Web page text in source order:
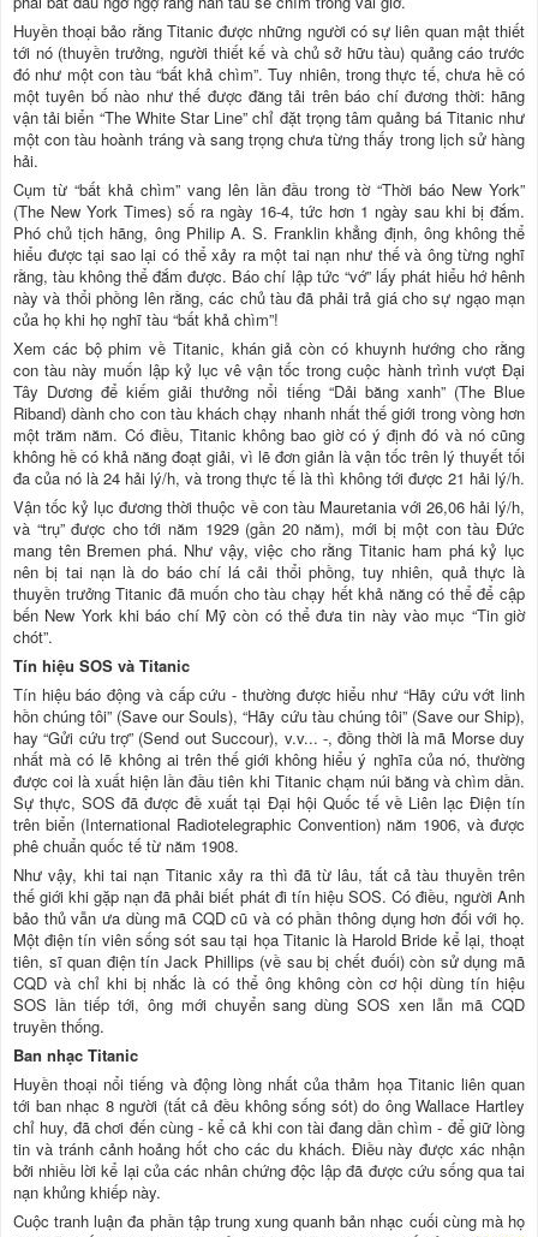
Huyền thoại bảo rằng Titanic được những người có sự liên quan mật thiết
tới nó (thuyền trưởng, người thiết kế và chủ sở hữu tàu) quảng cáo trước
đó như một con tàu “bất khả chìm”. Tuy nhiên, trong thực tế, chưa hề có
một tuyên bố nào như thế được đăng tải trên báo chí đương thời: hãng
vận tải biển “The White Star Line” chỉ đặt trọng tâm quảng bá Titanic như
một con tàu hoành tráng và sang trọng chưa từng thấy trong lịch sử hàng
hải.
Cụm từ “bất khả chìm” vang lên lần đầu trong tờ “Thời báo New York”
(The New York Times) số ra ngày 16-4, tức hơn 1 ngày sau khi bị đắm.
Phó chủ tịch hãng, ông Philip A. S. Franklin khẳng định, ông không thể
hiểu được tại sao lại có thể xảy ra một tai nạn như thế và ông từng nghĩ
rằng, tàu không thể đắm được. Báo chí lập tức “vớ” lấy phát hiểu hớ hênh
này và thổi phồng lên rằng, các chủ tàu đã phải trả giá cho sự ngạo mạn
của họ khi họ nghĩ tàu “bất khả chìm”!
Xem các bộ phim về Titanic, khán giả còn có khuynh hướng cho rằng
con tàu này muốn lập kỷ lục vê vận tốc trong cuộc hành trình vượt Đại
Tây Dương để kiếm giải thưởng nổi tiếng “Dải băng xanh” (The Blue
Riband) dành cho con tàu khách chạy nhanh nhất thế giới trong vòng hơn
một trăm năm. Có điều, Titanic không bao giờ có ý định đó và nó cũng
không hề có khả năng đoạt giải, vì lẽ đơn giản là vận tốc trên lý thuyết tối
đa của nó là 24 hải lý/h, và trong thực tế là thì không tới được 21 hải lý/h.
Vận tốc kỷ lục đương thời thuộc về con tàu Mauretania với 26,06 hải lý/h,
và “trụ” được cho tới năm 1929 (gần 20 năm), mới bị một con tàu Đức
mang tên Bremen phá. Như vậy, việc cho rằng Titanic ham phá kỷ lục
nên bị tai nạn là do báo chí lá cải thổi phồng, tuy nhiên, quả thực là
thuyền trưởng Titanic đã muốn cho tàu chạy hết khả năng có thể để cập
bến New York khi báo chí Mỹ còn có thể đưa tin này vào mục “Tin giờ
chót”.
Tín hiệu SOS và Titanic
Tín hiệu báo động và cấp cứu - thường được hiểu như “Hãy cứu vớt linh
hồn chúng tôi” (Save our Souls), “Hãy cứu tàu chúng tôi” (Save our Ship),
hay “Gửi cứu trợ” (Send out Succour), v.v... -, đồng thời là mã Morse duy
nhất mà có lẽ không ai trên thế giới không hiểu ý nghĩa của nó, thường
được coi là xuất hiện lần đầu tiên khi Titanic chạm núi băng và chìm dần.
Sự thực, SOS đã được đề xuất tại Đại hội Quốc tế về Liên lạc Điện tín
trên biển (International Radiotelegraphic Convention) năm 1906, và được
phê chuẩn quốc tế từ năm 1908.
Như vậy, khi tai nạn Titanic xảy ra thì đã từ lâu, tất cả tàu thuyền trên
thế giới khi gặp nạn đã phải biết phát đi tín hiệu SOS. Có điều, người Anh
bảo thủ vẫn ưa dùng mã CQD cũ và có phần thông dụng hơn đối với họ.
Một điện tín viên sống sót sau tại họa Titanic là Harold Bride kể lại, thoạt
tiên, sĩ quan điện tín Jack Phillips (về sau bị chết đuối) còn sử dụng mã
CQD và chỉ khi bị nhắc là có thể ông không còn cơ hội dùng tín hiệu
SOS lần tiếp tới, ông mới chuyển sang dùng SOS xen lẫn mã CQD
truyền thống.
Ban nhạc Titanic
Huyền thoại nổi tiếng và động lòng nhất của thảm họa Titanic liên quan
tới ban nhạc 8 người (tất cả đều không sống sót) do ông Wallace Hartley
chỉ huy, đã chơi đến cùng - kể cả khi con tài đang dần chìm - để giữ lòng
tin và tránh cảnh hoảng hốt cho các du khách. Điều này được xác nhận
bởi nhiều lời kể lại của các nhân chứng độc lập đã được cứu sống qua tai
nạn khủng khiếp này.
Cuộc tranh luận đa phần tập trung xung quanh bản nhạc cuối cùng mà họ